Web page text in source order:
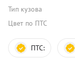
Тип кузова
Цвет по ПТС
ПТС: